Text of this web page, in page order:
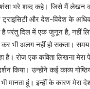
भरे शब्द कहे। जिसे मैं लेखन
और देश-विदेश के
है परंतु दिल में एक जुनून है, नहीं
कर भी अलग नहीं हो सकता।
है। रोज एक कविता लिखना
किया। उन्होंने कई काव्य
मानता हूं। इन्हीं के कारण मेरा